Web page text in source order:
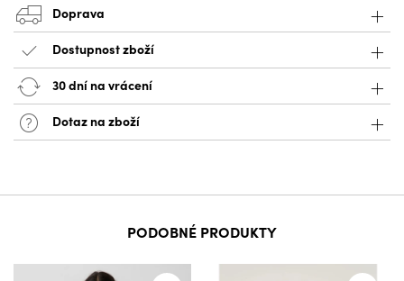
Doprava
Dostupnost zboží
30 dní na vrácení
Dotaz na zboží
PODOBNÉ PRODUKTY